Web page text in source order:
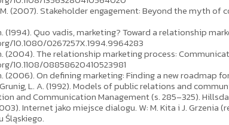
(2007). Stakeholder engagement: Beyond the myth
(1994). Quo vadis, marketing? Toward a relationship
10.1080/0267257X.1994.9964283
(2004). The relationship marketing process:
10.1108/08858620410523981
(2006). On defining marketing: Finding a new roadmap
L. A. (1992). Models of public relations and
and Communication Management (s. 285–325).
Internet jako miejsce dialogu. W: M. Kita i J.
Śląskiego.